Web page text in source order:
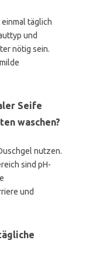
täglich
und
nötig sein.
Seife
waschen?
nutzen.
sind pH-
und